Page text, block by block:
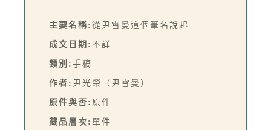
主要名稱: 從尹雪曼這個筆名說起
成文日期: 不詳
類別: 手稿
作者: 尹光榮（尹雪曼）
原件與否: 原件
藏品層次: 單件